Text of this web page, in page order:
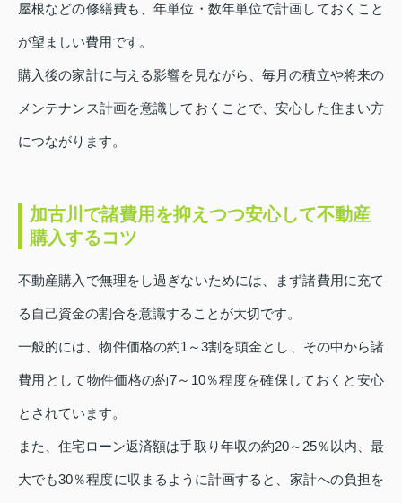
屋根などの修繕費も、年単位・数年単位で計画しておくこと
が望ましい費用です。
購入後の家計に与える影響を見ながら、毎月の積立や将来の
メンテナンス計画を意識しておくことで、安心した住まい方
につながります。
加古川で諸費用を抑えつつ安心して不動産
購入するコツ
不動産購入で無理をし過ぎないためには、まず諸費用に充て
る自己資金の割合を意識することが大切です。
一般的には、物件価格の約1～3割を頭金とし、その中から諸
費用として物件価格の約7～10％程度を確保しておくと安心
とされています。
また、住宅ローン返済額は手取り年収の約20～25％以内、最
大でも30％程度に収まるように計画すると、家計への負担を